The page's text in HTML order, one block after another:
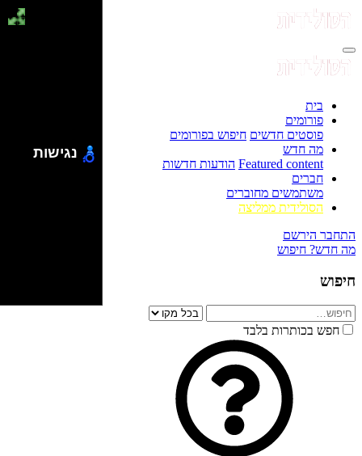
בית
פורומים
פוסטים חדשים חיפוש בפורומים
מה חדש
Featured content הודעות חדשות
חברים
משתמשים מחוברים
הסולידית ממליצה
התחבר הירשם
מה חדש? חיפוש
חיפוש
חפש בכותרות בלבד
נגישות